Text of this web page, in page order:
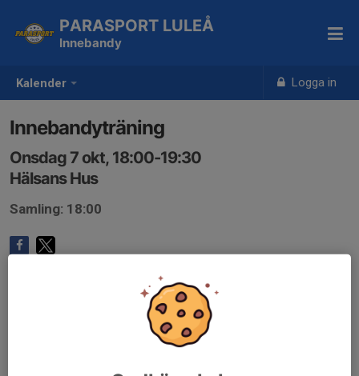
Kalender Logga in
PARASPORT LULEÅ
Innebandy
Innebandyträning
Onsdag 7 okt, 18:00-19:30
Hälsans Hus
Samling: 18:00
Anmälan är öppen för gruppens medlemmar.